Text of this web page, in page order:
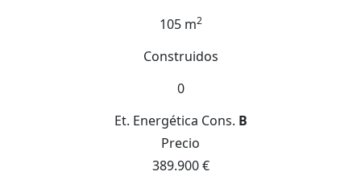
105 m2
Construidos
0
Et. Energética Cons. B
Precio
389.900 €